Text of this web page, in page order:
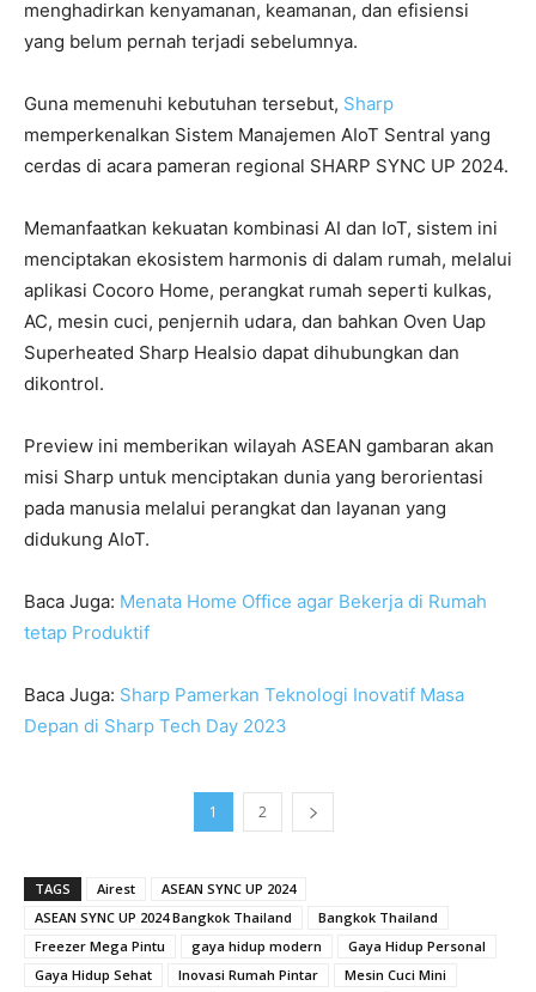
menghadirkan kenyamanan, keamanan, dan efisiensi
yang belum pernah terjadi sebelumnya.
Guna memenuhi kebutuhan tersebut, Sharp
memperkenalkan Sistem Manajemen AIoT Sentral yang
cerdas di acara pameran regional SHARP SYNC UP 2024.
Memanfaatkan kekuatan kombinasi AI dan IoT, sistem ini
menciptakan ekosistem harmonis di dalam rumah, melalui
aplikasi Cocoro Home, perangkat rumah seperti kulkas,
AC, mesin cuci, penjernih udara, dan bahkan Oven Uap
Superheated Sharp Healsio dapat dihubungkan dan
dikontrol.
Preview ini memberikan wilayah ASEAN gambaran akan
misi Sharp untuk menciptakan dunia yang berorientasi
pada manusia melalui perangkat dan layanan yang
didukung AIoT.
Baca Juga: Menata Home Office agar Bekerja di Rumah
tetap Produktif
Baca Juga: Sharp Pamerkan Teknologi Inovatif Masa
Depan di Sharp Tech Day 2023
1 2
TAGS Airest
ASEAN SYNC UP 2024
ASEAN SYNC UP 2024 Bangkok Thailand
Bangkok Thailand
Freezer Mega Pintu
gaya hidup modern
Gaya Hidup Personal
Gaya Hidup Sehat
Inovasi Rumah Pintar
Mesin Cuci Mini